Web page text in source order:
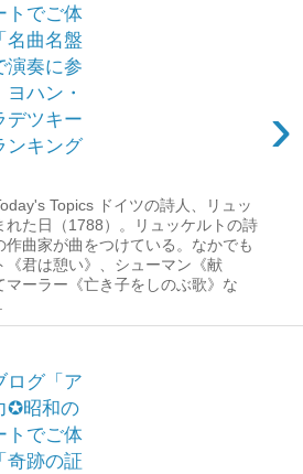
トでご体
名曲名盤
奏に参
ハン・
デツキー
ンキング
›
Topics ドイツの詩人、リュッ
れた日（1788）。リュッケルトの詩
作曲家が曲をつけている。なかでも
《君は憩い》、シューマン《献
マーラー《亡き子をしのぶ歌》な
ログ「ア
✪昭和の
トでご体
奇跡の証